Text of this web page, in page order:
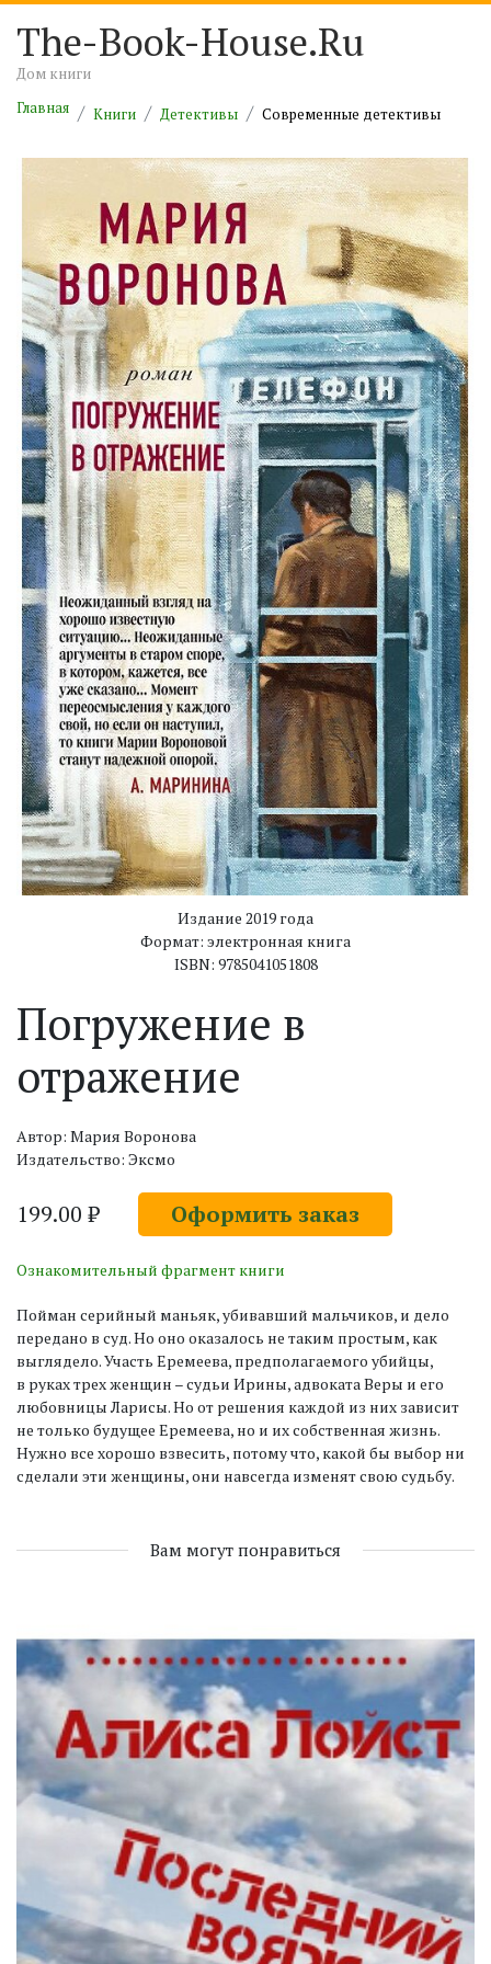
The-Book-House.Ru
Дом книги
Главная
Книги Детективы Современные детективы
Издание 2019 года
Формат: электронная книга
ISBN: 9785041051808
Погружение в
отражение
Автор: Мария Воронова
Издательство: Эксмо
199.00 ₽ Оформить заказ
Ознакомительный фрагмент книги
Пойман серийный маньяк, убивавший мальчиков, и дело
передано в суд. Но оно оказалось не таким простым, как
выглядело. Участь Еремеева, предполагаемого убийцы,
в руках трех женщин – судьи Ирины, адвоката Веры и его
любовницы Ларисы. Но от решения каждой из них зависит
не только будущее Еремеева, но и их собственная жизнь.
Нужно все хорошо взвесить, потому что, какой бы выбор ни
сделали эти женщины, они навсегда изменят свою судьбу.
Вам могут понравиться